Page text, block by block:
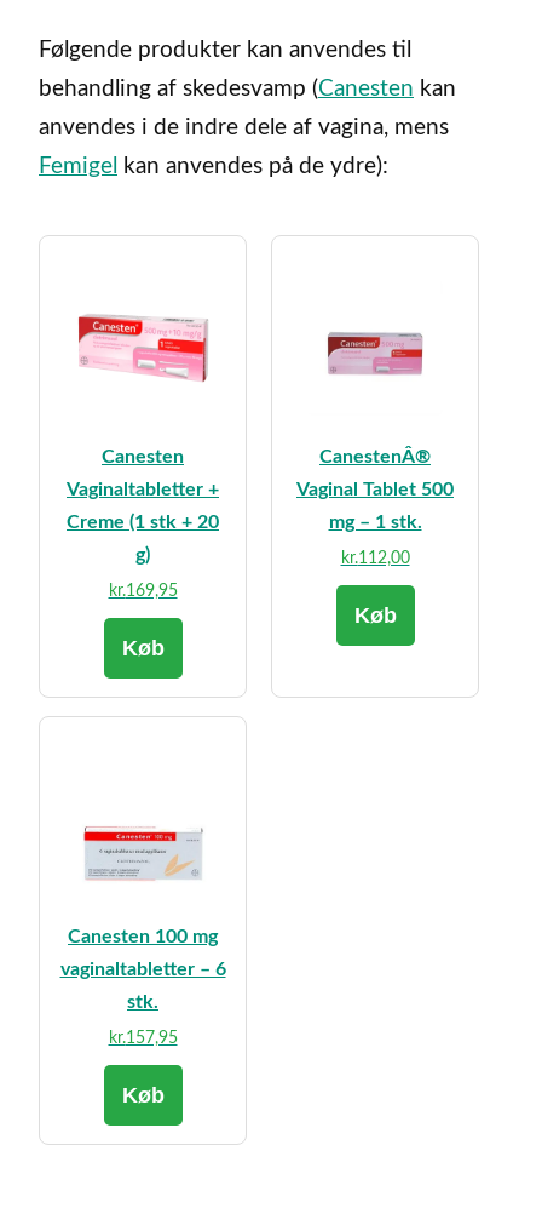
Følgende produkter kan anvendes til
behandling af skedesvamp (Canesten kan
anvendes i de indre dele af vagina, mens
Femigel
kan anvendes på de ydre):
Canesten
Vaginaltabletter +
Creme (1 stk + 20
g)
kr.169,95
Køb
CanestenÂ®
Vaginal Tablet 500
mg – 1 stk.
kr.112,00
Køb
Canesten 100 mg
vaginaltabletter – 6
stk.
kr.157,95
Køb